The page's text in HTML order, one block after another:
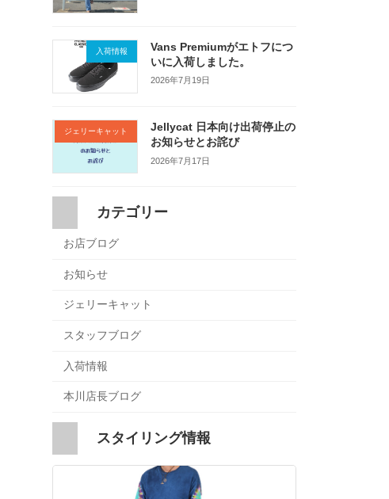
入荷情報
Vans Premiumがエトフにつ
いに入荷しました。
2026年7月19日
ジェリーキャット
Jellycat 日本向け出荷停止の
お知らせとお詫び
2026年7月17日
カテゴリー
お店ブログ
お知らせ
ジェリーキャット
スタッフブログ
入荷情報
本川店長ブログ
スタイリング情報